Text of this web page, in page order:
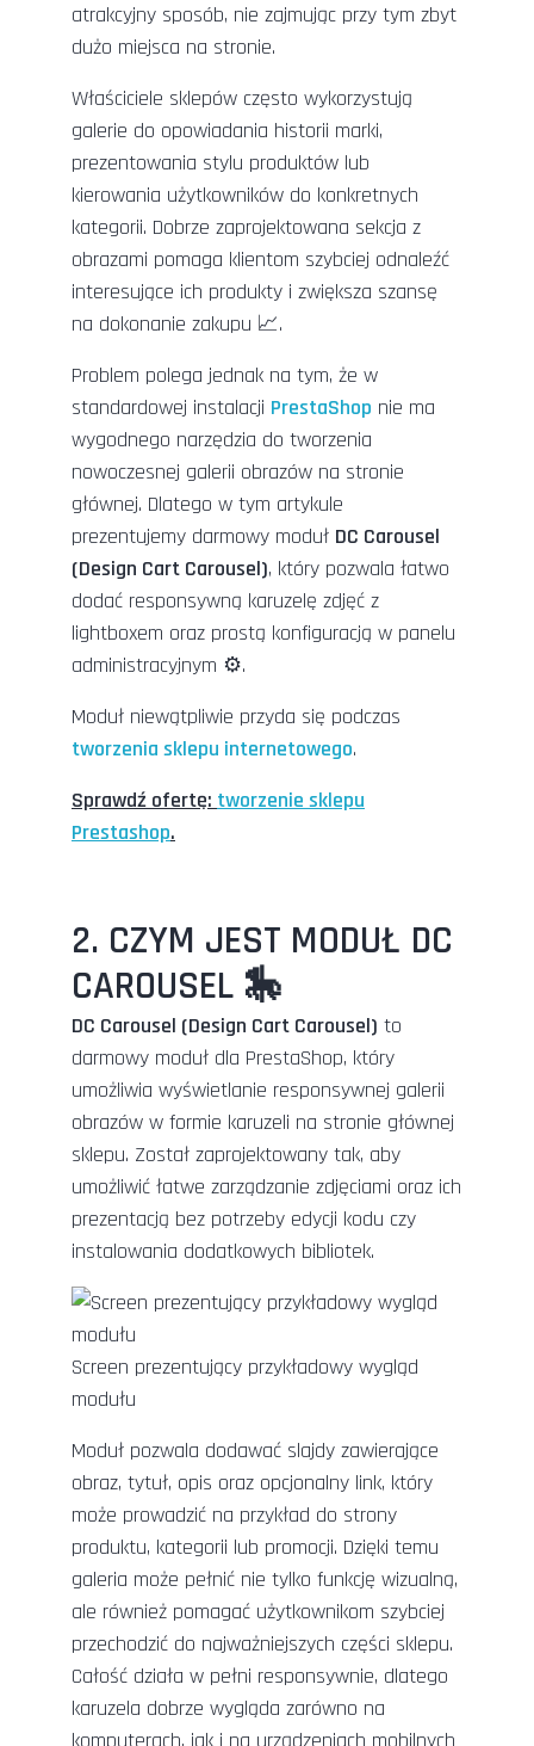
atrakcyjny sposób, nie zajmując przy tym zbyt
dużo miejsca na stronie.
Właściciele sklepów często wykorzystują
galerie do opowiadania historii marki,
prezentowania stylu produktów lub
kierowania użytkowników do konkretnych
kategorii. Dobrze zaprojektowana sekcja z
obrazami pomaga klientom szybciej odnaleźć
interesujące ich produkty i zwiększa szansę
na dokonanie zakupu 📈.
Problem polega jednak na tym, że w
standardowej instalacji PrestaShop nie ma
wygodnego narzędzia do tworzenia
nowoczesnej galerii obrazów na stronie
głównej. Dlatego w tym artykule
prezentujemy darmowy moduł DC Carousel
(Design Cart Carousel), który pozwala łatwo
dodać responsywną karuzelę zdjęć z
lightboxem oraz prostą konfiguracją w panelu
administracyjnym ⚙️.
Moduł niewątpliwie przyda się podczas
tworzenia sklepu internetowego.
Sprawdź ofertę: tworzenie sklepu
Prestashop.
2. CZYM JEST MODUŁ DC
CAROUSEL 🎠
DC Carousel (Design Cart Carousel) to
darmowy moduł dla PrestaShop, który
umożliwia wyświetlanie responsywnej galerii
obrazów w formie karuzeli na stronie głównej
sklepu. Został zaprojektowany tak, aby
umożliwić łatwe zarządzanie zdjęciami oraz ich
prezentacją bez potrzeby edycji kodu czy
instalowania dodatkowych bibliotek.
Screen prezentujący przykładowy wygląd
modułu
Moduł pozwala dodawać slajdy zawierające
obraz, tytuł, opis oraz opcjonalny link, który
może prowadzić na przykład do strony
produktu, kategorii lub promocji. Dzięki temu
galeria może pełnić nie tylko funkcję wizualną,
ale również pomagać użytkownikom szybciej
przechodzić do najważniejszych części sklepu.
Całość działa w pełni responsywnie, dlatego
karuzela dobrze wygląda zarówno na